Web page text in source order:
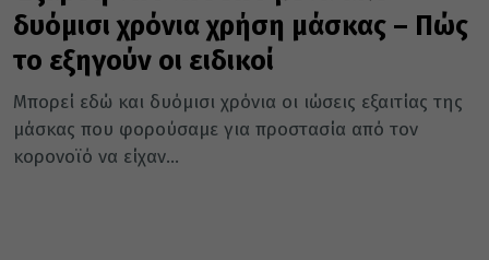
δυόμισι χρόνια χρήση μάσκας – Πώς
το εξηγούν οι ειδικοί
Μπορεί εδώ και δυόμισι χρόνια οι ιώσεις εξαιτίας της
μάσκας που φορούσαμε για προστασία από τον
κορονοϊό να είχαν...